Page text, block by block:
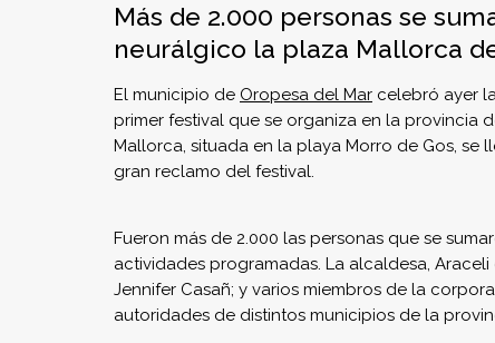
Más de 2.000 personas se
neurálgico la plaza Mallorca
El municipio de Oropesa del Mar celebró ayer
primer festival que se organiza en la provincia
Mallorca, situada en la playa Morro de Gos,
gran reclamo del festival.
Fueron más de 2.000 las personas que se
actividades programadas. La alcaldesa,
Jennifer Casañ; y varios miembros de la
autoridades de distintos municipios de la